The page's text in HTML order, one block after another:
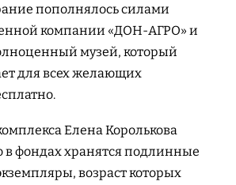
пополнялось силами
компании «ДОН-АГРО» и
музей, который
для всех желающих
Елена Королькова
в фондах хранятся подлинные
возраст которых